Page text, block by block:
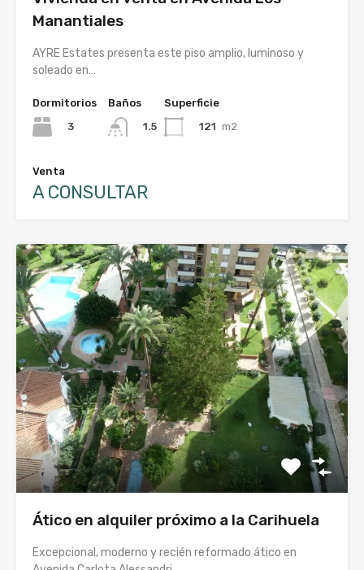
Manantiales
AYRE Estates presenta este piso amplio, luminoso y
soleado en…
Dormitorios
3
Baños
1.5
Superficie
121 m2
Venta
A CONSULTAR
Ático en alquiler próximo a la Carihuela
Excepcional, moderno y recién reformado ático en